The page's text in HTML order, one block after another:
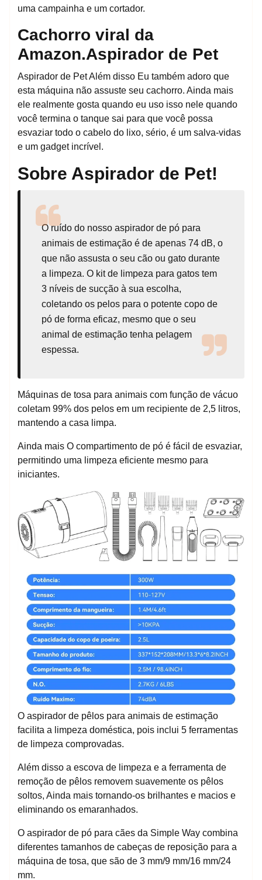
uma campainha e um cortador.
Cachorro viral da
Amazon.Aspirador de Pet
Aspirador de Pet Além disso Eu também adoro que
esta máquina não assuste seu cachorro. Ainda mais
ele realmente gosta quando eu uso isso nele quando
você termina o tanque sai para que você possa
esvaziar todo o cabelo do lixo, sério, é um salva-vidas
e um gadget incrível.
Sobre Aspirador de Pet!
O ruído do nosso aspirador de pó para
animais de estimação é de apenas 74 dB, o
que não assusta o seu cão ou gato durante
a limpeza. O kit de limpeza para gatos tem
3 níveis de sucção à sua escolha,
coletando os pelos para o potente copo de
pó de forma eficaz, mesmo que o seu
animal de estimação tenha pelagem
espessa.
Máquinas de tosa para animais com função de vácuo
coletam 99% dos pelos em um recipiente de 2,5 litros,
mantendo a casa limpa.
Ainda mais O compartimento de pó é fácil de esvaziar,
permitindo uma limpeza eficiente mesmo para
iniciantes.
O aspirador de pêlos para animais de estimação
facilita a limpeza doméstica, pois inclui 5 ferramentas
de limpeza comprovadas.
Além disso a escova de limpeza e a ferramenta de
remoção de pêlos removem suavemente os pêlos
soltos, Ainda mais tornando-os brilhantes e macios e
eliminando os emaranhados.
O aspirador de pó para cães da Simple Way combina
diferentes tamanhos de cabeças de reposição para a
máquina de tosa, que são de 3 mm/9 mm/16 mm/24
mm.